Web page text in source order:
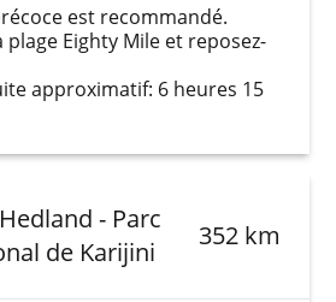
est recommandé.
plage Eighty Mile et reposez-
approximatif: 6 heures 15
- Parc
de Karijini
352 km